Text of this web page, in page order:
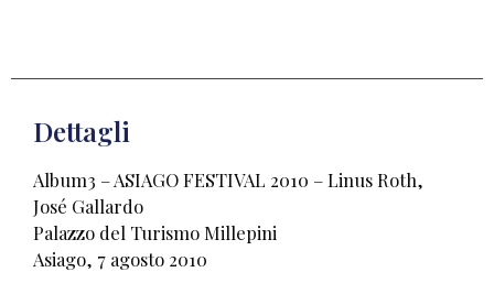
Dettagli
Album3 – ASIAGO FESTIVAL 2010 – Linus Roth,
José Gallardo
Palazzo del Turismo Millepini
Asiago, 7 agosto 2010